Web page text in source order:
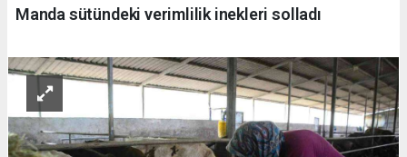
Manda sütündeki verimlilik inekleri solladı